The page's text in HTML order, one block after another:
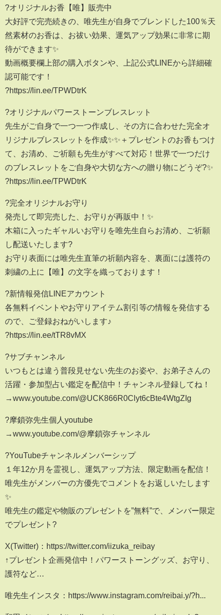
?オリジナルお香【唯】販売中
大好評で完売続きの、唯先生が自身でブレンドした100％天
然素材のお香は、お祓い効果、運気アップ効果に非常に期
待ができます✨
動画概要欄上部の購入ボタンや、上記公式LINEから詳細確
認可能です！
?https://lin.ee/TPWDtrK
?オリジナルパワーストーンブレスレット
先生がご自身で一つ一つ作成し、その方に合わせた完全オ
リジナルブレスレットを作成✨✨＋プレゼントのお香もつけ
て、お清め、ご祈願も先生がすべて対応！世界で一つだけ
のブレスレットをご自身や大切な方への贈り物にどうぞ?✨
?https://lin.ee/TPWDtrK
?完全オリジナルお守り
発売して即完売した、お守りが再販中！✨
木箱に入ったギャルいお守りを唯先生自らお清め、ご祈願
し配送いたします?
お守り表面には唯先生直筆の祈願内容を、裏面には護符の
刺繍の上に【唯】の文字を織っております！
?新情報発信LINEアカウント
各無料イベントやお守りアイテム割引等の情報を発信する
ので、ご登録おねがいします♪
?https://lin.ee/tTR8vMX
?サブチャンネル
いつもとは違う普段見せない先生のお姿や、お弟子さんの
活躍・参加型占い鑑定を配信中！チャンネル登録してね！
→www.youtube.com/@UCK866R0Clyt6cBte4WtgZIg
?摩鎖弥先生個人youtube
→www.youtube.com/@摩鎖弥チャンネル
?YouTubeチャンネルメンバーシップ
１年12か月を霊視し、運気アップ方法、限定動画を配信！
唯先生がメンバーの方優先でコメントをお返しいたします
✨
唯先生の鑑定や物販のプレゼントを”無料”で、メンバー限定
でプレゼント?
X(Twitter)：https://twitter.com/iizuka_reibay
↑プレゼント企画発信中！パワーストーングッズ、お守り、
護符など…
唯先生インスタ：https://www.instagram.com/reibai.y/?h...